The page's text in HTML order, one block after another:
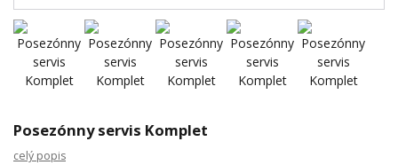
Posezónny servis Komplet
celý popis